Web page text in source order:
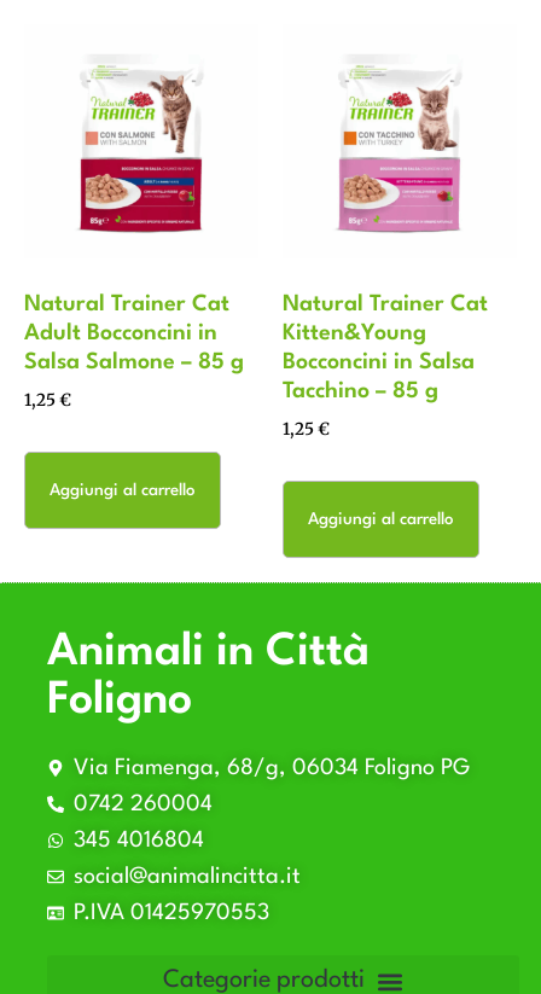
Natural Trainer Cat
Adult Bocconcini in
Salsa Salmone – 85 g
1,25€
Aggiungi al carrello
Natural Trainer Cat
Kitten&Young
Bocconcini in Salsa
Tacchino – 85 g
1,25€
Aggiungi al carrello
Animali in Città
Foligno
Via Fiamenga, 68/g, 06034 Foligno PG
0742 260004
345 4016804
social@animalincitta.it
P.IVA 01425970553